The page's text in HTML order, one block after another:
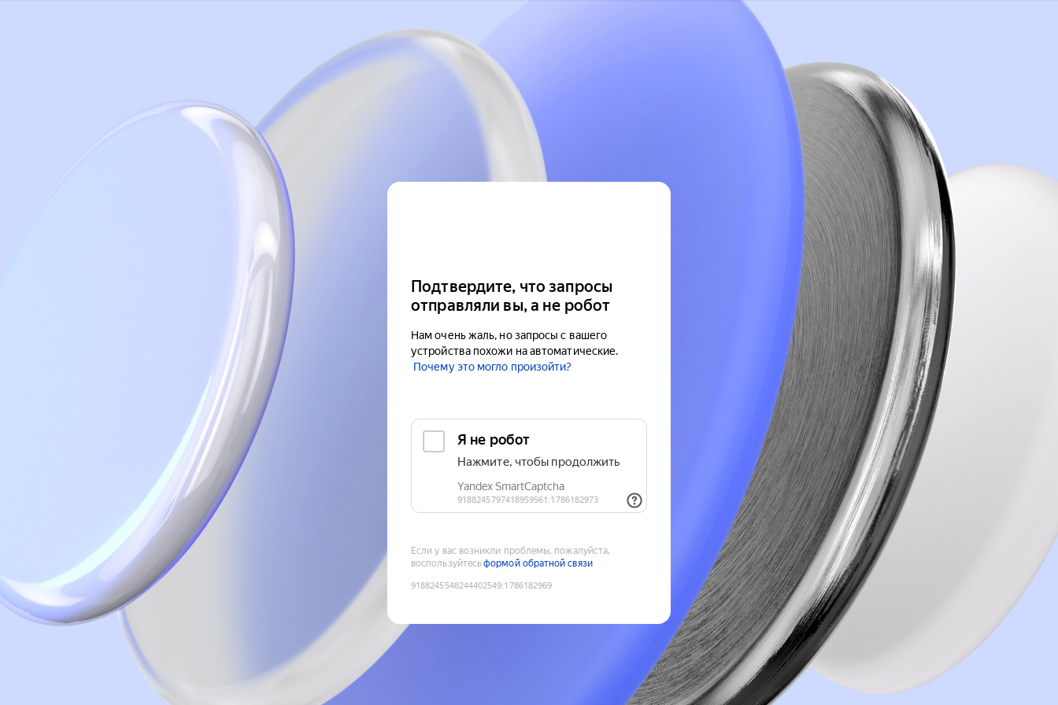
Подтвердите, что запросы
отправляли вы, а не робот
Нам очень жаль, но запросы с вашего
устройства похожи на автоматические.
Почему это могло произойти?
Если у вас возникли проблемы, пожалуйста,
воспользуйтесьформой обратной связи
9188245548244402549:1786182969